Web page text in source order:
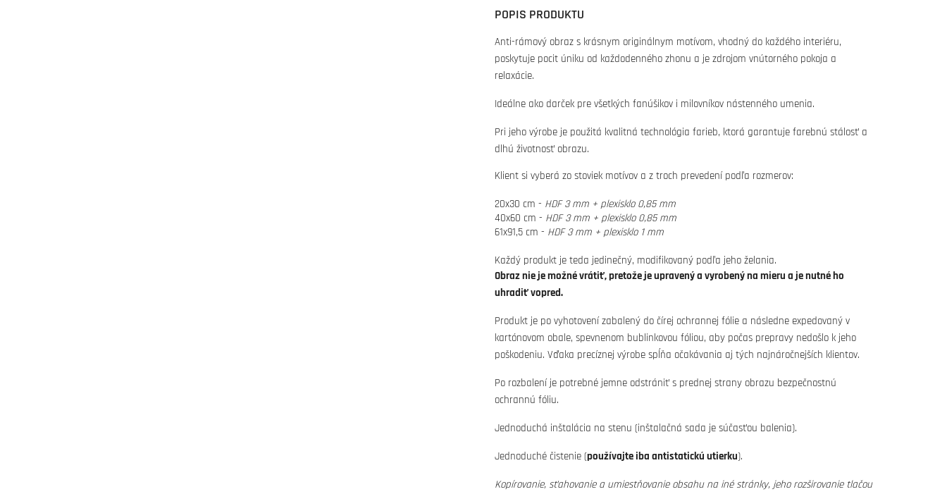
POPIS PRODUKTU
Anti-rámový obraz s krásnym originálnym motívom, vhodný do každého interiéru,
poskytuje pocit úniku od každodenného zhonu a je zdrojom vnútorného pokoja a
relaxácie.
Ideálne ako darček pre všetkých fanúšikov i milovníkov nástenného umenia.
Pri jeho výrobe je použitá kvalitná technológia farieb, ktorá garantuje farebnú stálosť a
dlhú životnosť obrazu.
Klient si vyberá zo stoviek motívov a z troch prevedení podľa rozmerov:
20x30 cm - HDF 3 mm + plexisklo 0,85 mm
40x60 cm - HDF 3 mm + plexisklo 0,85 mm
61x91,5 cm - HDF 3 mm + plexisklo 1 mm
Každý produkt je teda jedinečný, modifikovaný podľa jeho želania.
Obraz nie je možné vrátiť, pretože je upravený a vyrobený na mieru a je nutné ho
uhradiť vopred.
Produkt je po vyhotovení zabalený do čírej ochrannej fólie a následne expedovaný v
kartónovom obale, spevnenom bublinkovou fóliou, aby počas prepravy nedošlo k jeho
poškodeniu. Vďaka precíznej výrobe spĺňa očakávania aj tých najnáročnejších klientov.
Po rozbalení je potrebné jemne odstrániť s prednej strany obrazu bezpečnostnú
ochrannú fóliu.
Jednoduchá inštalácia na stenu (inštalačná sada je súčasťou balenia).
Jednoduché čistenie (používajte iba antistatickú utierku).
Kopírovanie, sťahovanie a umiestňovanie obsahu na iné stránky, jeho rozširovanie tlačou